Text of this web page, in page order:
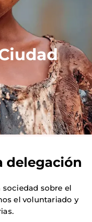
delegación
sociedad sobre el
el voluntariado y